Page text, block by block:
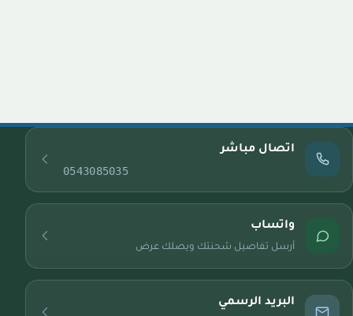
اتصال مباشر
0543085035
واتساب
أرسل تفاصيل شحنتك ويصلك عرض
البريد الرسمي